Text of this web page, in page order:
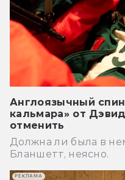
Англоязычный
кальмара» от
отменить
Должна ли была в
Бланшетт, неясно.
РЕКЛАМА